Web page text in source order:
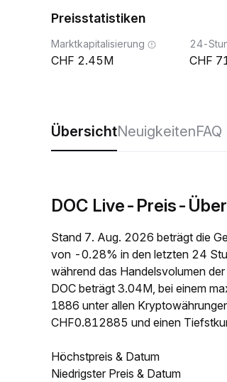
Preisstatistiken
Marktkapitalisierung
2.45M
24-
ÜbersichtNeuigkeitenFAQ
DOC Live-Preis-
Stand 7. Aug. 2026 beträgt die
von -0.28% in den letzten 24
während das Handelsvolumen
DOC beträgt 3.04M, bei einem
1886 unter allen
CHF0.812885 und einen
Höchstpreis & Datum
Niedrigster Preis & Datum